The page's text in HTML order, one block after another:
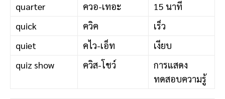
quarter ควอ-เทอะ
15 นาที
quick
ควิค
เร็ว
quiet
คไว-เอ็ท
เงียบ
quiz show
ควิส-โชว์
การแสดง
ทดสอบความรู้